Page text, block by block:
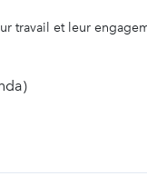
travail et leur